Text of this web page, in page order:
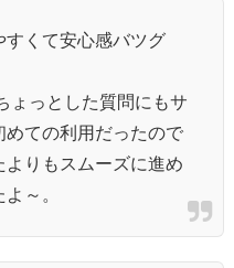
すくて安心感バツグ
ょっとした質問にもサ
めての利用だったので
よりもスムーズに進め
～。